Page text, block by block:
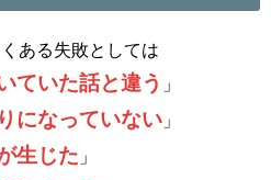
ある失敗としては
ていた話と違う 」
になっていない 」
生じた 」